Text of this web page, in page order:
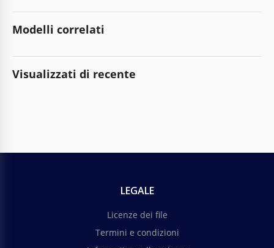
Modelli correlati
Visualizzati di recente
LEGALE
Licenze dei file
Termini e condizioni